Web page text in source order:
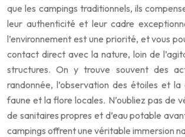
que les campings traditionnels, ils
leur authenticité et leur cadre
l’environnement est une priorité, et vous
contact direct avec la nature, loin de
structures. On y trouve souvent des
randonnée, l’observation des étoiles et
faune et la flore locales. N’oubliez pas de
de sanitaires propres et d’eau potable
campings offrent une véritable immersion